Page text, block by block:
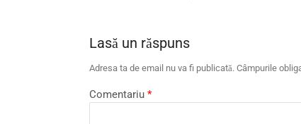
Lasă un răspuns
Adresa ta de email nu va fi publicată. Câmpurile
Comentariu *